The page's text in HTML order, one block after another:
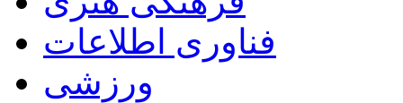
فناوری اطلاعات
ورزشی